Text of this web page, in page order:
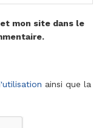
mon site dans le
ainsi que la